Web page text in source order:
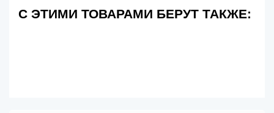
С ЭТИМИ ТОВАРАМИ БЕРУТ ТАКЖЕ: